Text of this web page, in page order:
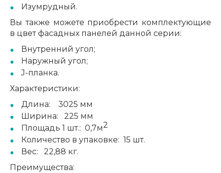
Изумрудный.
Вы также можете приобрести комплектующие
в цвет фасадных панелей данной серии:
Внутренний угол;
Наружный угол;
J-планка.
Характеристики:
Длина:
3025 мм
Ширина:
225 мм
Площадь 1 шт.: 0,7м2
Количество в упаковке: 15 шт.
Вес: 22,88 кг.
Преимущества: